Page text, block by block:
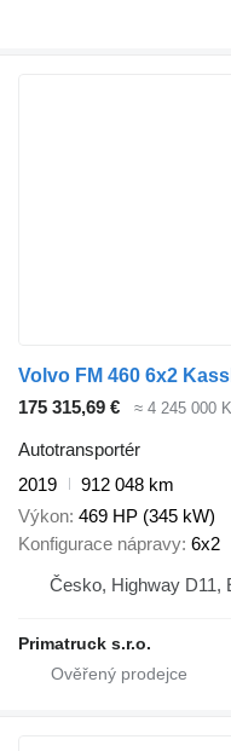
175 315,69 € ≈ 4 245 000
Autotransportér
2019
912 048 km
Výkon 469 HP (345 kW)
Konfigurace nápravy 6x2
Česko, Highway D11,
Primatruck s.r.o.